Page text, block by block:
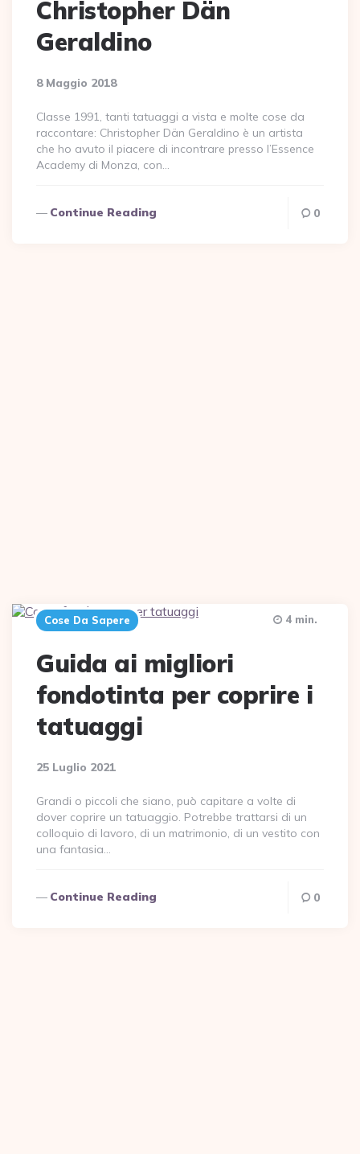
Christopher Dän
Geraldino
8 Maggio 2018
Classe 1991, tanti tatuaggi a vista e molte cose da
raccontare: Christopher Dän Geraldino è un artista
che ho avuto il piacere di incontrare presso l’Essence
Academy di Monza, con…
Continue Reading 0
Cose Da Sapere
Guida ai migliori
fondotinta per coprire i
tatuaggi
25 Luglio 2021
4 min.
Grandi o piccoli che siano, può capitare a volte di
dover coprire un tatuaggio. Potrebbe trattarsi di un
colloquio di lavoro, di un matrimonio, di un vestito con
una fantasia…
Continue Reading 0